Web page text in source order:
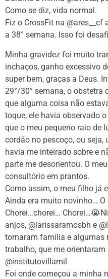
Como se diz, vida normal.
Fiz o CrossFit na
a 38° semana. Isso foi
Minha gravidez foi muito
inchaços, ganho excessivo
super bem, graças a Deus.
29°/30° semana, o obstetra
que alguma coisa não
toque, ele havia observado
que o meu pequeno raio de
cordão no pescoço, ou seja,
havia me inteirado sobre e
parte me desorientou. O
consultório em prantos.
Como assim, o meu filho já
Ainda era muito novinho… O
Chorei…chorei…
anjos, @larissaramosbh e
tornaram família e algumas
trabalho, que me
@institutovillamil
Foi onde começou a minha